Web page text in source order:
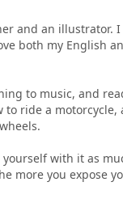
学トピックトー
ク
スピーキ
and an illustrator.
both my English
to music, and
ride a motorcycle,
with it as
more you expose